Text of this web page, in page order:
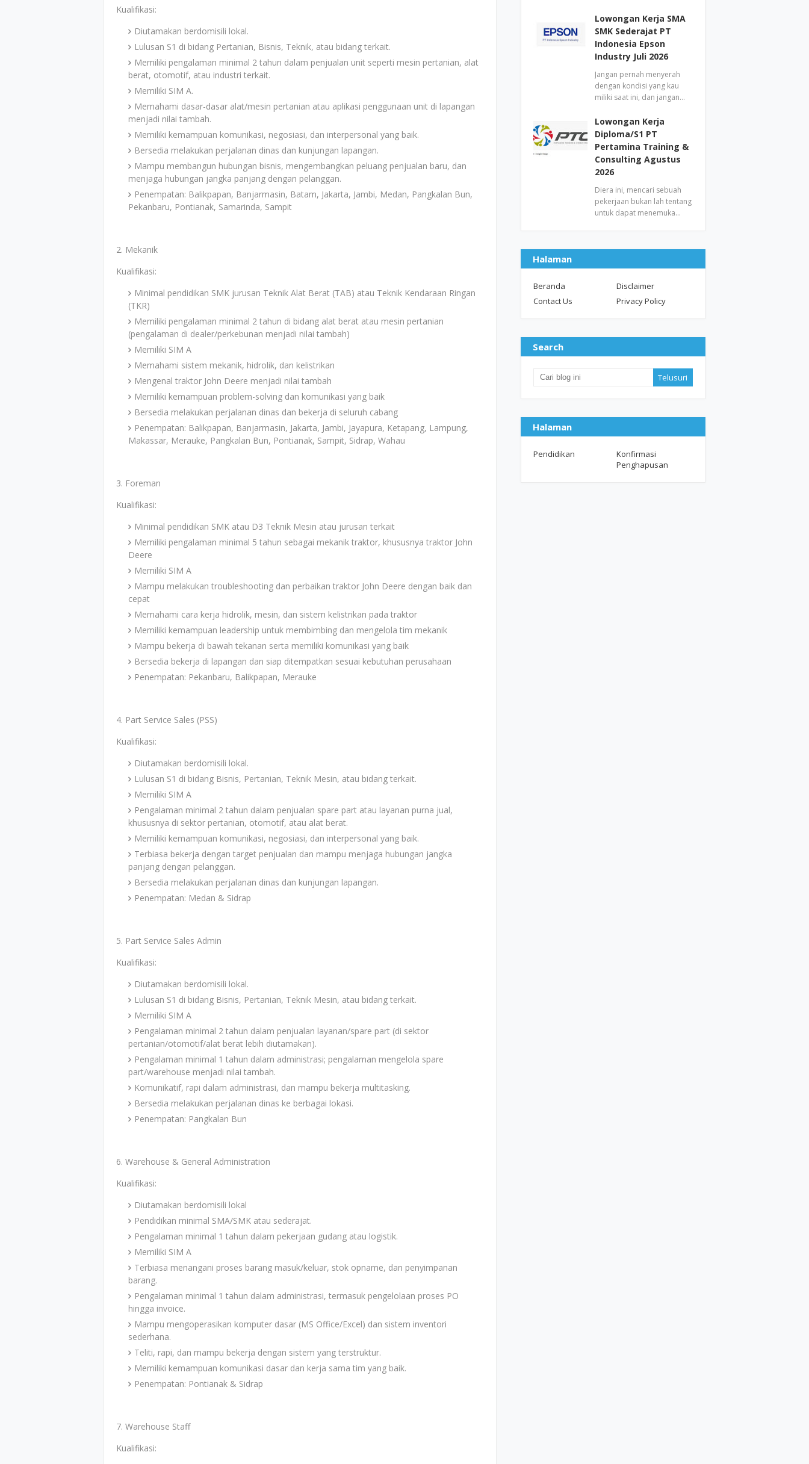
Kualifikasi:
Diutamakan berdomisili lokal.
Lulusan S1 di bidang Pertanian, Bisnis, Teknik, atau bidang terkait.
Memiliki pengalaman minimal 2 tahun dalam penjualan unit seperti mesin pertanian, alat
berat, otomotif, atau industri terkait.
Memiliki SIM A.
Memahami dasar-dasar alat/mesin pertanian atau aplikasi penggunaan unit di lapangan
menjadi nilai tambah.
Memiliki kemampuan komunikasi, negosiasi, dan interpersonal yang baik.
Bersedia melakukan perjalanan dinas dan kunjungan lapangan.
Mampu membangun hubungan bisnis, mengembangkan peluang penjualan baru, dan
menjaga hubungan jangka panjang dengan pelanggan.
Penempatan: Balikpapan, Banjarmasin, Batam, Jakarta, Jambi, Medan, Pangkalan Bun,
Pekanbaru, Pontianak, Samarinda, Sampit
2. Mekanik
Kualifikasi:
Minimal pendidikan SMK jurusan Teknik Alat Berat (TAB) atau Teknik Kendaraan Ringan
(TKR)
Memiliki pengalaman minimal 2 tahun di bidang alat berat atau mesin pertanian
(pengalaman di dealer/perkebunan menjadi nilai tambah)
Memiliki SIM A
Memahami sistem mekanik, hidrolik, dan kelistrikan
Mengenal traktor John Deere menjadi nilai tambah
Memiliki kemampuan problem-solving dan komunikasi yang baik
Bersedia melakukan perjalanan dinas dan bekerja di seluruh cabang
Penempatan: Balikpapan, Banjarmasin, Jakarta, Jambi, Jayapura, Ketapang, Lampung,
Makassar, Merauke, Pangkalan Bun, Pontianak, Sampit, Sidrap, Wahau
3. Foreman
Kualifikasi:
Minimal pendidikan SMK atau D3 Teknik Mesin atau jurusan terkait
Memiliki pengalaman minimal 5 tahun sebagai mekanik traktor, khususnya traktor John
Deere
Memiliki SIM A
Mampu melakukan troubleshooting dan perbaikan traktor John Deere dengan baik dan
cepat
Memahami cara kerja hidrolik, mesin, dan sistem kelistrikan pada traktor
Memiliki kemampuan leadership untuk membimbing dan mengelola tim mekanik
Mampu bekerja di bawah tekanan serta memiliki komunikasi yang baik
Bersedia bekerja di lapangan dan siap ditempatkan sesuai kebutuhan perusahaan
Penempatan: Pekanbaru, Balikpapan, Merauke
4. Part Service Sales (PSS)
Kualifikasi:
Diutamakan berdomisili lokal.
Lulusan S1 di bidang Bisnis, Pertanian, Teknik Mesin, atau bidang terkait.
Memiliki SIM A
Pengalaman minimal 2 tahun dalam penjualan spare part atau layanan purna jual,
khususnya di sektor pertanian, otomotif, atau alat berat.
Memiliki kemampuan komunikasi, negosiasi, dan interpersonal yang baik.
Terbiasa bekerja dengan target penjualan dan mampu menjaga hubungan jangka
panjang dengan pelanggan.
Bersedia melakukan perjalanan dinas dan kunjungan lapangan.
Penempatan: Medan & Sidrap
5. Part Service Sales Admin
Kualifikasi:
Diutamakan berdomisili lokal.
Lulusan S1 di bidang Bisnis, Pertanian, Teknik Mesin, atau bidang terkait.
Memiliki SIM A
Pengalaman minimal 2 tahun dalam penjualan layanan/spare part (di sektor
pertanian/otomotif/alat berat lebih diutamakan).
Pengalaman minimal 1 tahun dalam administrasi; pengalaman mengelola spare
part/warehouse menjadi nilai tambah.
Komunikatif, rapi dalam administrasi, dan mampu bekerja multitasking.
Bersedia melakukan perjalanan dinas ke berbagai lokasi.
Penempatan: Pangkalan Bun
6. Warehouse & General Administration
Kualifikasi:
Diutamakan berdomisili lokal
Pendidikan minimal SMA/SMK atau sederajat.
Pengalaman minimal 1 tahun dalam pekerjaan gudang atau logistik.
Memiliki SIM A
Terbiasa menangani proses barang masuk/keluar, stok opname, dan penyimpanan
barang.
Pengalaman minimal 1 tahun dalam administrasi, termasuk pengelolaan proses PO
hingga invoice.
Mampu mengoperasikan komputer dasar (MS Office/Excel) dan sistem inventori
sederhana.
Teliti, rapi, dan mampu bekerja dengan sistem yang terstruktur.
Memiliki kemampuan komunikasi dasar dan kerja sama tim yang baik.
Penempatan: Pontianak & Sidrap
7. Warehouse Staff
Kualifikasi:
Lowongan Kerja SMA
SMK Sederajat PT
Indonesia Epson
Industry Juli 2026
Jangan pernah menyerah
dengan kondisi yang kau
miliki saat ini, dan jangan…
Lowongan Kerja
Diploma/S1 PT
Pertamina Training &
Consulting Agustus
2026
Diera ini, mencari sebuah
pekerjaan bukan lah tentang
untuk dapat menemuka…
Halaman
Beranda
Disclaimer
Contact Us
Privacy Policy
Search
Halaman
Pendidikan
Konfirmasi
Penghapusan